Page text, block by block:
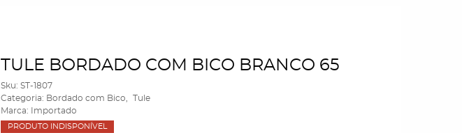
TULE BORDADO COM BICO BRANCO 65
Sku: ST-1807
Categoria: Bordado com Bico
Tule
Marca:
Importado
PRODUTO INDISPONÍVEL